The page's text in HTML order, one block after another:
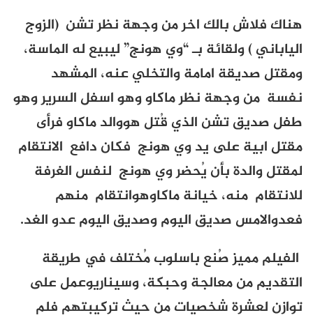
هناك فلاش بالك اخر من وجهة نظر تشن (الزوج
الياباني ) ولقائة بـ “وي هونج” ليبيع له الماسة،
ومقتل صديقة امامة والتخلي عنه، المشهد
نفسة من وجهة نظر ماكاو وهو اسفل السرير وهو
طفل صديق تشن الذي قُتل هووالد ماكاو فرأى
مقتل ابية على يد وي هونج فكان دافع الانتقام
لمقتل والدة بأن يُحضر وي هونج لنفس الغرفة
للانتقام منه، خيانة ماكاوهوانتقام منهم
فعدوالامس صديق اليوم وصديق اليوم عدو الغد.
الفيلم مميز صُنع باسلوب مُختلف في طريقة
التقديم من معالجة وحبكة، وسيناريوعمل على
توازن لعشرة شخصيات من حيث تركيبتهم فلم